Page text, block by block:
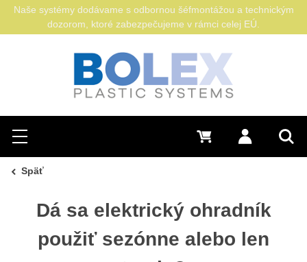
Hľadať
Menu Prihlásiť sa
0 €
Naše systémy dodávame s odbornou šéfmontážou a technickým
dozorom, ktoré zabezpečujeme v rámci celej EÚ.
Späť
Dá sa elektrický ohradník
použiť sezónne alebo len